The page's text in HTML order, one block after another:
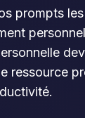
prompts
ressource